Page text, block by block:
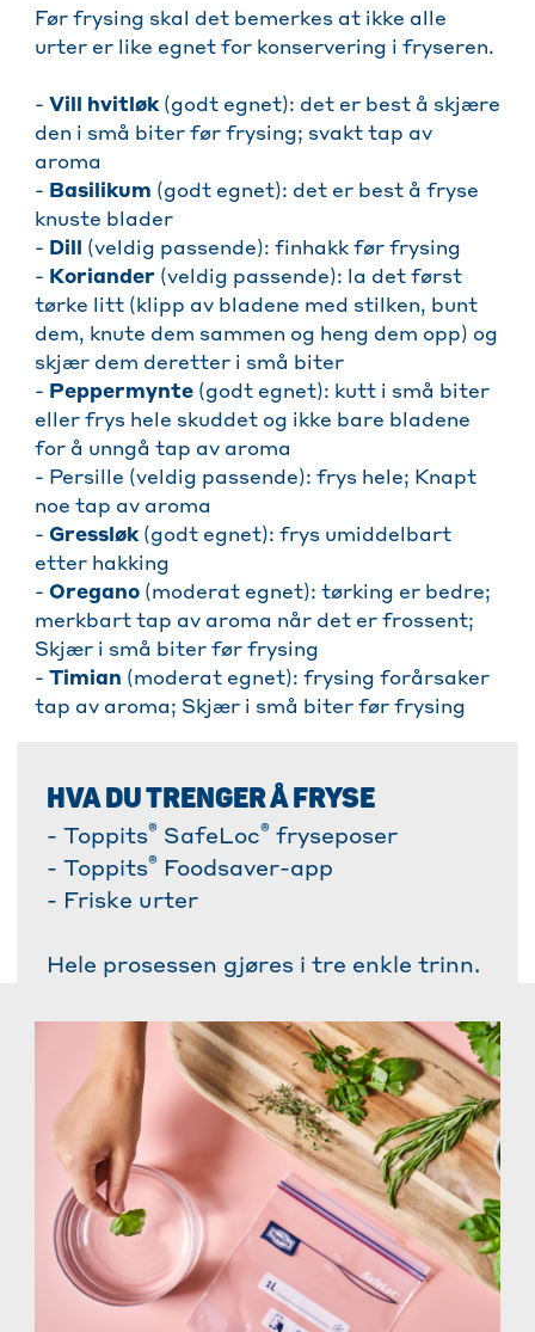
Før frysing skal det bemerkes at ikke alle
urter er like egnet for konservering i fryseren.
- Vill hvitløk (godt egnet): det er best å skjære
den i små biter før frysing; svakt tap av
aroma
- Basilikum (godt egnet): det er best å fryse
knuste blader
- Dill
(veldig passende): finhakk før frysing
- Koriander (veldig passende): la det først
tørke litt (klipp av bladene med stilken, bunt
dem, knute dem sammen og heng dem opp) og
skjær dem deretter i små biter
- Peppermynte (godt egnet): kutt i små biter
eller frys hele skuddet og ikke bare bladene
for å unngå tap av aroma
- Persille (veldig passende): frys hele; Knapt
noe tap av aroma
- Gressløk(godt egnet): frys umiddelbart
etter hakking
- Oregano (moderat egnet): tørking er bedre;
merkbart tap av aroma når det er frossent;
Skjær i små biter før frysing
- Timian (moderat egnet): frysing forårsaker
tap av aroma; Skjær i små biter før frysing
HVA DU TRENGER Å FRYSE
- Toppits® SafeLoc® fryseposer
- Toppits®
Foodsaver-app
- Friske urter
Hele prosessen gjøres i tre enkle trinn.